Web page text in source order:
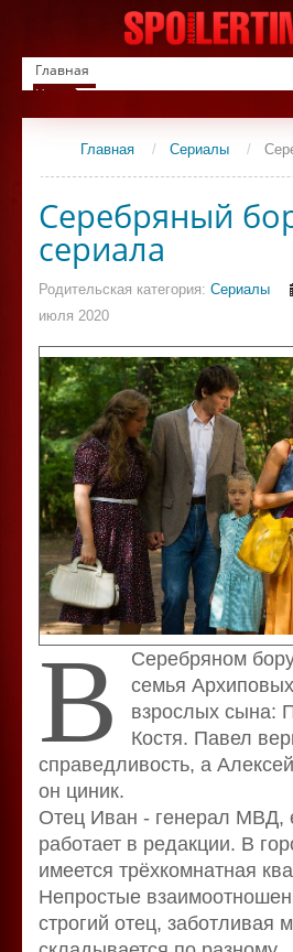
Главная
Новинки
Список фильмов
СериалыГлавная / Сериалы /
Серебряный
сериала
Родительская категория: Сериалы
июля 2020
В
Серебряном
семья
взрослых сына:
Костя. Павел
справедливость, а
он циник.
Отец Иван - генерал МВД,
работает в редакции. В
имеется трёхкомнатная
Непростые
строгий отец, заботливая